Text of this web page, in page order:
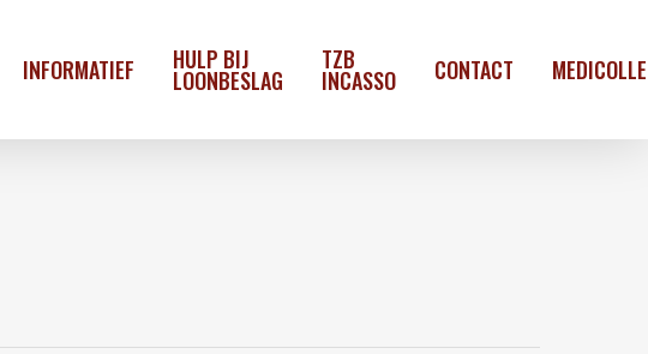
INFORMATIEF HULP BIJ
LOONBESLAG
TZB
INCASSO CONTACT